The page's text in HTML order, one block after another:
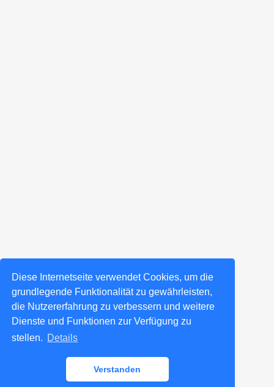
Diese Internetseite verwendet Cookies, um die
grundlegende Funktionalität zu gewährleisten,
die Nutzererfahrung zu verbessern und weitere
Dienste und Funktionen zur Verfügung zu
stellen. Details
Verstanden